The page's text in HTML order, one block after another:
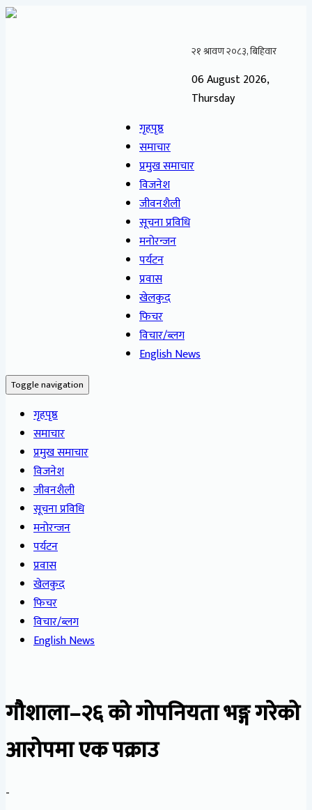
06 August 2026,
Thursday
गृहपृष्ठ
समाचार
प्रमुख समाचार
विजनेश
जीवनशैली
सूचना प्रविधि
मनोरन्जन
पर्यटन
प्रवास
खेलकुद
फिचर
विचार/ब्लग
English News
Toggle navigation
गृहपृष्ठ
समाचार
प्रमुख समाचार
विजनेश
जीवनशैली
सूचना प्रविधि
मनोरन्जन
पर्यटन
प्रवास
खेलकुद
फिचर
विचार/ब्लग
English News
गौशाला–२६ को गोपनियता भङ्ग गरेको
आरोपमा एक पक्राउ
-